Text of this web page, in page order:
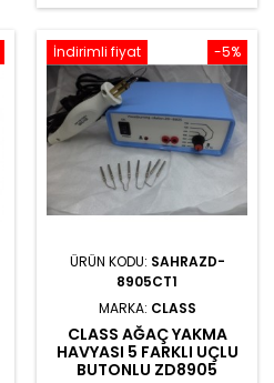
-5%
İndirimli fiyat
ÜRÜN KODU: SAHRAZD-
8905CT1
MARKA: CLASS
CLASS AĞAÇ YAKMA
HAVYASI 5 FARKLI UÇLU
BUTONLU ZD8905